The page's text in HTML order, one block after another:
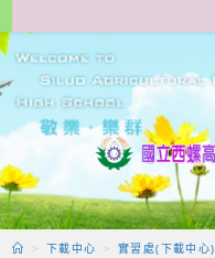
轉
至
要
容
> 下載中心 > 實習處(下載中心)